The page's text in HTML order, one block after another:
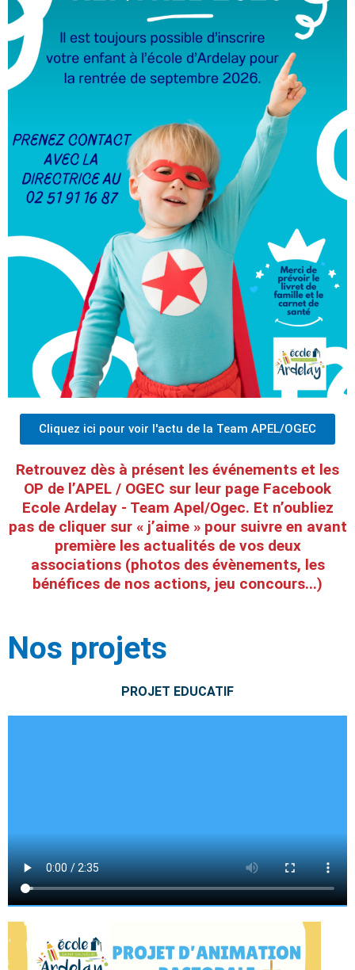
Cliquez ici pour voir l'actu de la Team APEL/OGEC
Retrouvez dès à présent les événements et les
OP de l’APEL / OGEC sur leur page Facebook
Ecole Ardelay - Team Apel/Ogec. Et n’oubliez
pas de cliquer sur « j’aime » pour suivre en avant
première les actualités de vos deux
associations (photos des évènements, les
bénéfices de nos actions, jeu concours...)
Nos projets
PROJET EDUCATIF